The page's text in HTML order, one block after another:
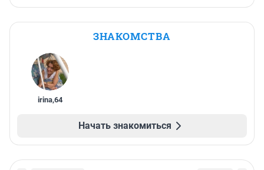
ЗНАКОМСТВА
irina,64
Начать знакомиться